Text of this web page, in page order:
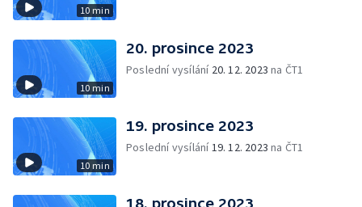
10 min
10 min
20. prosince 2023
Poslední vysílání 20. 12. 2023 na ČT1
10 min
19. prosince 2023
Poslední vysílání19. 12. 2023 na ČT1
18. prosince 2023